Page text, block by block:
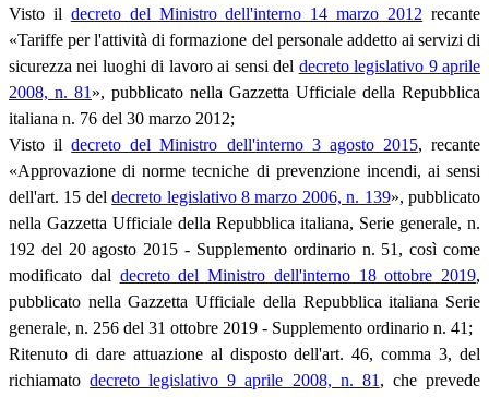
Visto il decreto del Ministro dell'interno 14 marzo 2012 recante
«Tariffe per l'attività di formazione del personale addetto ai servizi di
sicurezza nei luoghi di lavoro ai sensi del decreto legislativo 9 aprile
2008, n. 81 », pubblicato nella Gazzetta Ufficiale della Repubblica
italiana n. 76 del 30 marzo 2012;
Visto ildecreto del Ministro dell'interno 3 agosto 2015, recante
«Approvazione di norme tecniche di prevenzione incendi, ai sensi
dell'art. 15 deldecreto legislativo 8 marzo 2006, n. 139», pubblicato
nella Gazzetta Ufficiale della Repubblica italiana, Serie generale, n.
192 del 20 agosto 2015 - Supplemento ordinario n. 51, così come
modificato dal decreto del Ministro dell'interno 18 ottobre 2019,
pubblicato nella Gazzetta Ufficiale della Repubblica italiana Serie
generale, n. 256 del 31 ottobre 2019 - Supplemento ordinario n. 41;
Ritenuto di dare attuazione al disposto dell'art. 46, comma 3, del
richiamatodecreto legislativo 9 aprile 2008, n. 81 , che prevede